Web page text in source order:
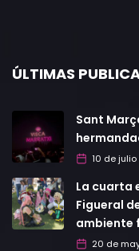
ÚLTIMAS
Sant
10 de
La cuarta
Figueral
ambiente
20 de